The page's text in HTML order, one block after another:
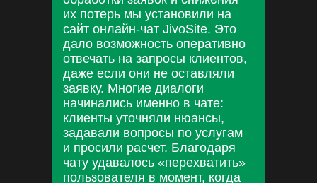
их потерь мы установили на
сайт онлайн-чат JivoSite. Это
дало возможность оперативно
отвечать на запросы клиентов,
даже если они не оставляли
заявку. Многие диалоги
начинались именно в чате:
клиенты уточняли нюансы,
задавали вопросы по услугам
и просили расчет. Благодаря
чату удавалось «перехватить»
пользователя в момент, когда